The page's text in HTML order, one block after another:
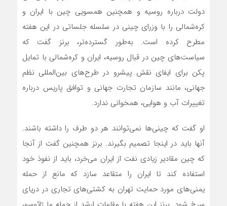
دولت درباره روسیه و همچنین همسویی چین با ایران و
کره‌شمالی را با وزرای چینی در سلسله جلساتی در این هفته
مطرح کرده است. به‌طور گسترده‌تر، برنز گفت که
سیاست‌های چین در قبال روسیه، ایران و کره‌شمالی با تمایل
پکن برای ایفای نقش پیشرو در طرح‌های بین‌المللی نظم
جهانی، مانند سازمان تجارت جهانی و توافق پاریس درباره
تغییرات آب و هوایی، همخوانی ندارد.
او گفت که چینی‌ها نمی‌توانند هر دو طرف را داشته باشند.
آنها باید در اینجا تصمیم بگیرند. برنز همچنین گفت از آنجا
که چین مقادیر زیادی نفت از ایران می‌خرد، باید از نفوذ خود
استفاده کند تا ایران را متقاعد سازد که مانع از حمله
یمنی‌های مورد حمایت تهران به کشتی‌های تجاری در دریای